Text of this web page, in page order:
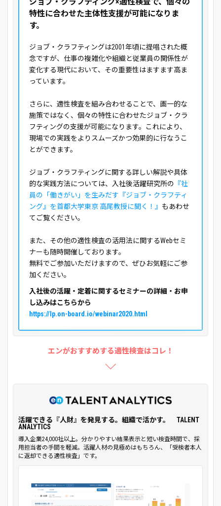
特性に合わせた主体性支援が可能になりま
す。
ジョブ・クラフティングは2001年頃に提唱された概
念ですが、仕事の複雑化や組織と従業員の関係性が
変化する現代において、その重要性はますます高ま
っています。
さらに、適性検査を組み合わせることで、画一的な
施策ではなく、個々の特性に合わせたジョブ・クラ
フティングの支援が可能になります。これにより、
現場での実践をよりスムーズかつ効果的に行なうこ
とができます。
ジョブ・クラフティングに関する詳しい解説や具体
的な実践方法については、入社後活躍研究所の 『社
員の「働きがい」を生みだす『ジョブ・クラフティ
ング』を首都大学東京 高尾教授に聞く！』 もあわせ
てご覧ください。
また、その他の適性検査の活用法に関するWebセミ
ナーも随時開催しております。
無料でご参加いただけますので、ぜひお気軽にご参
加ください。
入社後の活躍・定着に関するセミナーの詳細・お申
し込みはこちらから
https://lp.on-board.io/webinar2020.html
エンがおすすめする適性検査はコレ！
活躍できる『人財』を発見する。組織で活かす。 TALENT
ANALYTICS
導入企業24,000社以上。分かりやすい結果表示と短い検査時間で、採
用担当者の手間を軽減。活躍人材の見極めはもちろん、「受検者本人
に返却できる適性検査」です。